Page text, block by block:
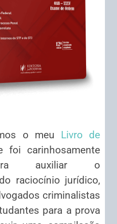
o meu Livro de
foi carinhosamente
auxiliar o
raciocínio jurídico,
criminalistas
para a prova